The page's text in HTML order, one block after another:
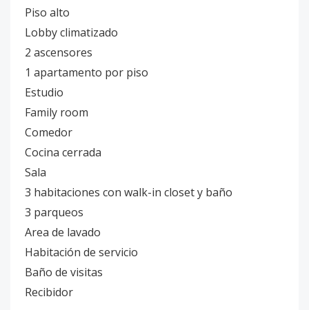
Piso alto
Lobby climatizado
2 ascensores
1 apartamento por piso
Estudio
Family room
Comedor
Cocina cerrada
Sala
3 habitaciones con walk-in closet y baño
3 parqueos
Area de lavado
Habitación de servicio
Baño de visitas
Recibidor